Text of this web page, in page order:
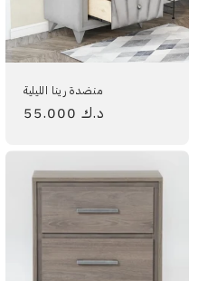
منضدة رينا الليلية
السعر
55.000 د.ك